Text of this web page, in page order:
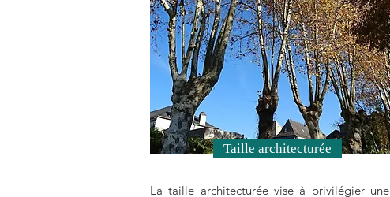
Taille architecturée
La taille architecturée vise à privilégier une